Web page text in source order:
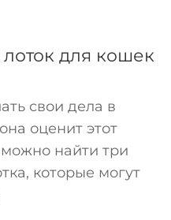
для кошек
свои дела в
оценит этот
можно найти три
которые могут